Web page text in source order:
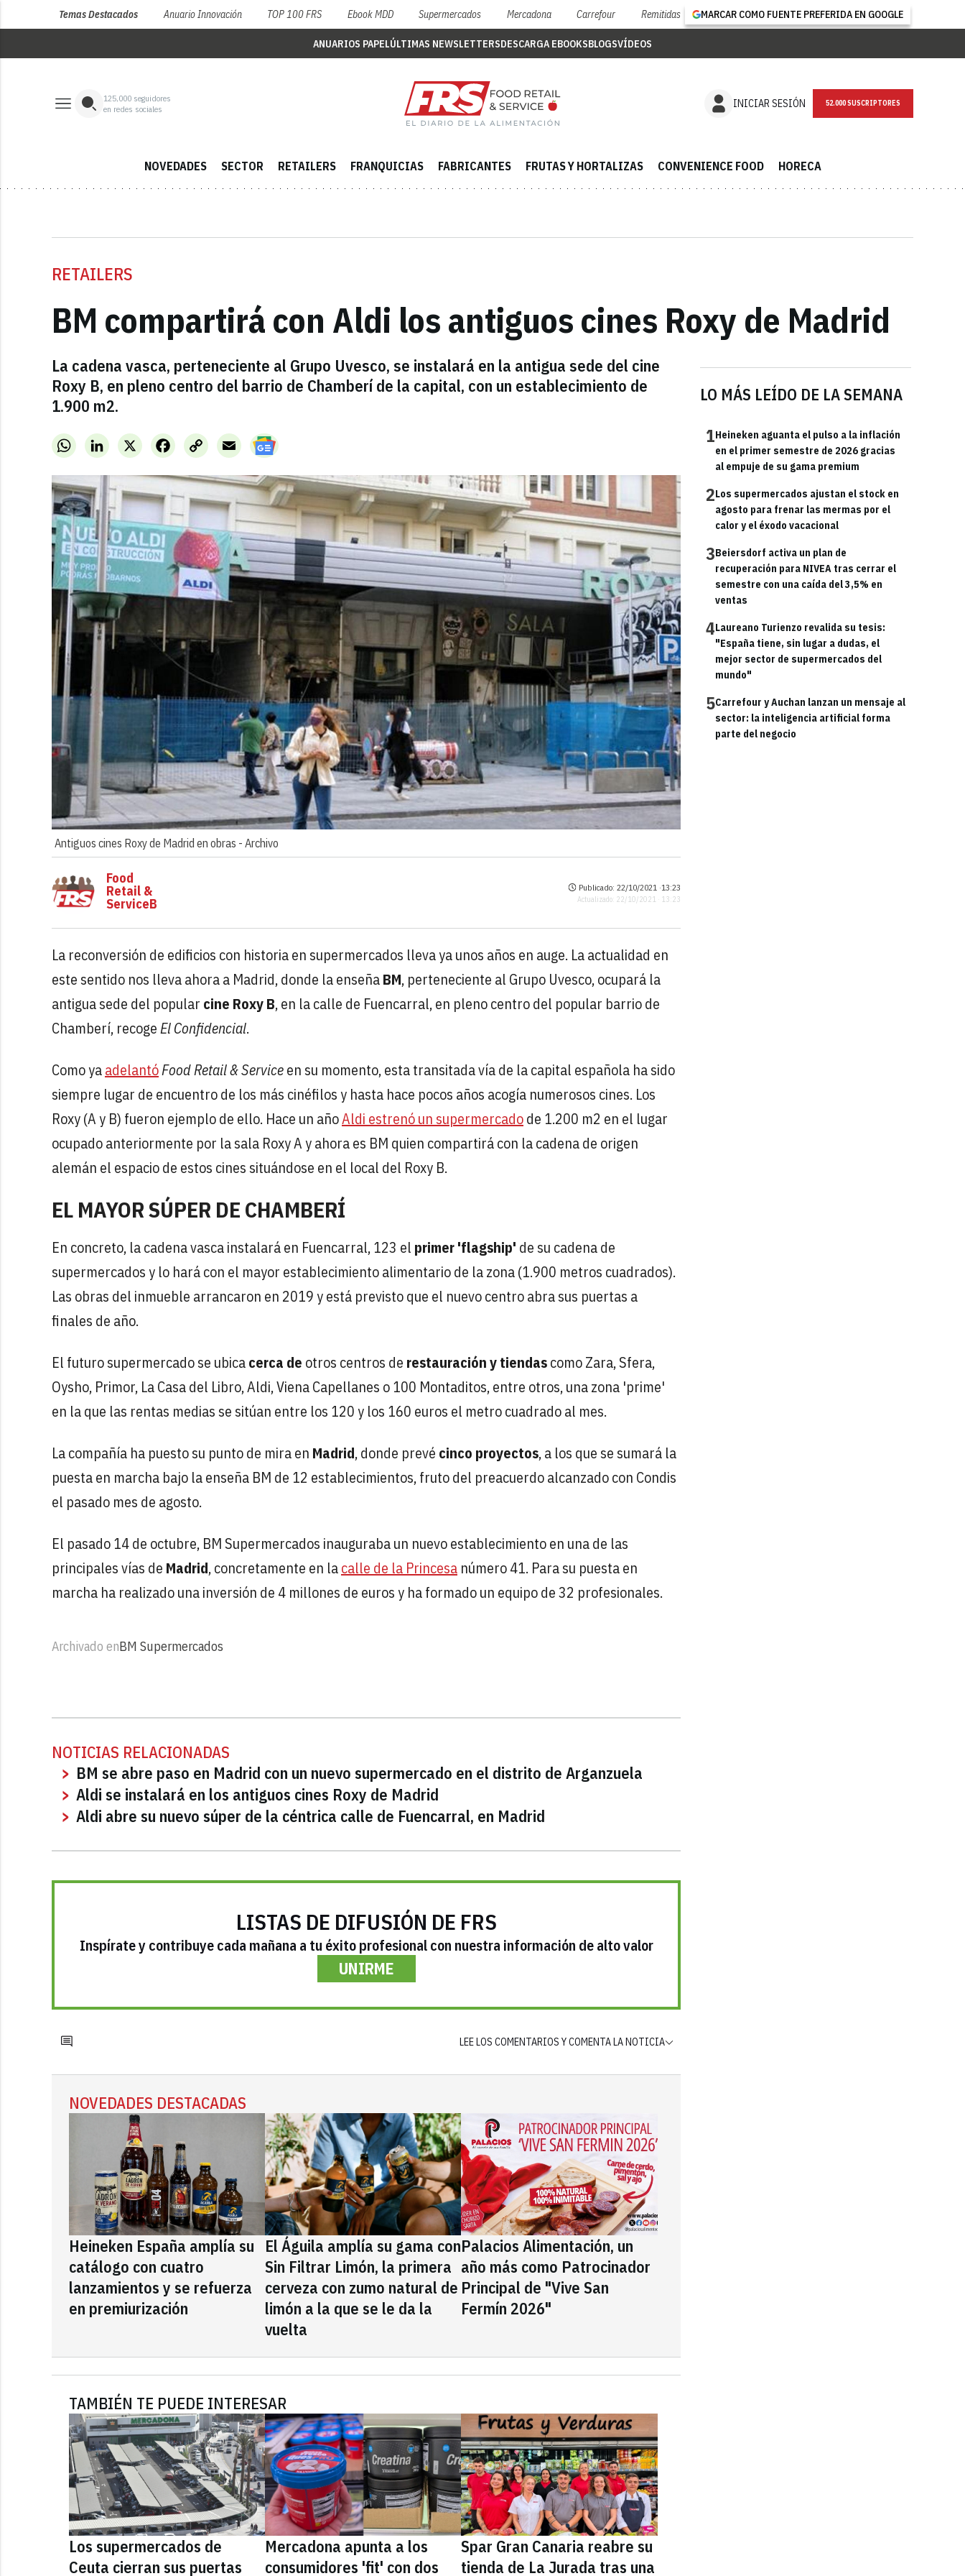
Temas Destacados Anuario Innovación TOP 100 FRS Ebook MDD Supermercados Mercadona Carrefour Remitidas MARCAR COMO FUENTE PREFERIDA EN GOOGLE
ANUARIOS PAPELÚLTIMAS NEWSLETTERSDESCARGA EBOOKSBLOGSVÍDEOS
125,000 seguidores
en redes sociales
INICIAR SESIÓN NEWSLETTER
NOVEDADES SECTOR RETAILERS FRANQUICIAS FABRICANTES FRUTAS Y HORTALIZAS CONVENIENCE FOOD HORECA
RETAILERS
BM compartirá con Aldi los antiguos cines Roxy de Madrid
La cadena vasca, perteneciente al Grupo Uvesco, se instalará en la antigua sede del cine
Roxy B, en pleno centro del barrio de Chamberí de la capital, con un establecimiento de
1.900 m2.
WhatsAppLinkedInX FacebookCopy
Link
Email
Antiguos cines Roxy de Madrid en obras - Archivo
LO MÁS LEÍDO DE LA SEMANA
1Heineken aguanta el pulso a la inflación
en el primer semestre de 2026 gracias
al empuje de su gama premium
2Los supermercados ajustan el stock en
agosto para frenar las mermas por el
calor y el éxodo vacacional
3Beiersdorf activa un plan de
recuperación para NIVEA tras cerrar el
semestre con una caída del 3,5% en
ventas
4Laureano Turienzo revalida su tesis:
"España tiene, sin lugar a dudas, el
mejor sector de supermercados del
mundo"
5Carrefour y Auchan lanzan un mensaje al
sector: la inteligencia artificial forma
parte del negocio
Food
Retail &
ServiceB
Publicado: 22/10/2021 ·13:23
Actualizado: 22/10/2021 · 13:23
La reconversión de edificios con historia en supermercados lleva ya unos años en auge. La actualidad en
este sentido nos lleva ahora a Madrid, donde la enseñaBM, perteneciente al Grupo Uvesco, ocupará la
antigua sede del popular cine Roxy B, en la calle de Fuencarral, en pleno centro del popular barrio de
Chamberí, recogeEl Confidencial.
Como yaadelantóFood Retail & Serviceen su momento, esta transitada vía de la capital española ha sido
siempre lugar de encuentro de los más cinéfilos y hasta hace pocos años acogía numerosos cines. Los
Roxy (A y B) fueron ejemplo de ello. Hace un añoAldi estrenó un supermercadode 1.200 m2 en el lugar
ocupado anteriormente por la sala Roxy A y ahora es BM quien compartirá con la cadena de origen
alemán el espacio de estos cines situándose en el local del Roxy B.
EL MAYOR SÚPER DE CHAMBERÍ
En concreto, la cadena vasca instalará en Fuencarral, 123 el primer 'flagship' de su cadena de
supermercados y lo hará con el mayor establecimiento alimentario de la zona (1.900 metros cuadrados).
Las obras del inmueble arrancaron en 2019 y está previsto que el nuevo centro abra sus puertas a
finales de año.
El futuro supermercado se ubicacerca de otros centros de restauración y tiendascomo Zara, Sfera,
Oysho, Primor, La Casa del Libro, Aldi, Viena Capellanes o 100 Montaditos, entre otros, una zona 'prime'
en la que las rentas medias se sitúan entre los 120 y los 160 euros el metro cuadrado al mes.
La compañía ha puesto su punto de mira en Madrid, donde prevé cinco proyectos, a los que se sumará la
puesta en marcha bajo la enseña BM de 12 establecimientos, fruto del preacuerdo alcanzado con Condis
el pasado mes de agosto.
El pasado 14 de octubre, BM Supermercados inauguraba un nuevo establecimiento en una de las
principales vías de Madrid, concretamente en lacalle de la Princesa número 41. Para su puesta en
marcha ha realizado una inversión de 4 millones de euros y ha formado un equipo de 32 profesionales.
Archivado enBM Supermercados
NOTICIAS RELACIONADAS
BM se abre paso en Madrid con un nuevo supermercado en el distrito de Arganzuela
Aldi se instalará en los antiguos cines Roxy de Madrid
Aldi abre su nuevo súper de la céntrica calle de Fuencarral, en Madrid
LISTAS DE DIFUSIÓN DE FRS
Inspírate y contribuye cada mañana a tu éxito profesional con nuestra información de alto valor
UNIRME
LEE LOS COMENTARIOS Y COMENTA LA NOTICIA
NOVEDADES DESTACADAS
Heineken España amplía su
catálogo con cuatro
lanzamientos y se refuerza
en premiurización
El Águila amplía su gama con
Sin Filtrar Limón, la primera
cerveza con zumo natural de
limón a la que se le da la
vuelta
Palacios Alimentación, un
año más como Patrocinador
Principal de "Vive San
Fermín 2026"
TAMBIÉN TE PUEDE INTERESAR
Los supermercados de
Ceuta cierran sus puertas
Mercadona apunta a los
consumidores 'fit' con dos
Spar Gran Canaria reabre su
tienda de La Jurada tras una